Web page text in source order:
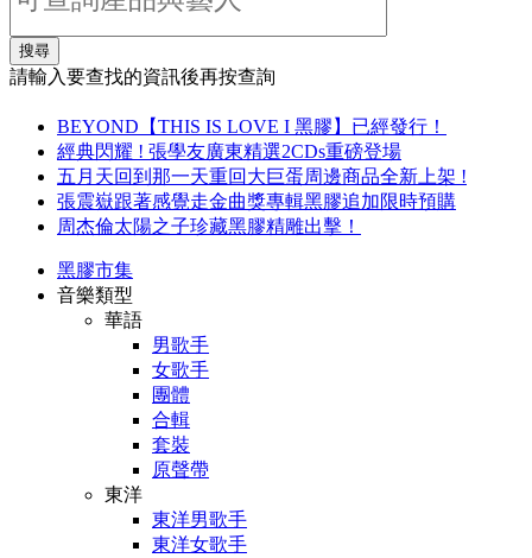
搜尋
請輸入要查找的資訊後再按查詢
BEYOND【THIS IS LOVE I 黑膠】已經發行！
經典閃耀 ! 張學友廣東精選2CDs重磅登場
五月天回到那一天重回大巨蛋周邊商品全新上架 !
張震嶽跟著感覺走金曲獎專輯黑膠追加限時預購
周杰倫太陽之子珍藏黑膠精雕出擊！
黑膠市集
音樂類型
華語
男歌手
女歌手
團體
合輯
套裝
原聲帶
東洋
東洋男歌手
東洋女歌手